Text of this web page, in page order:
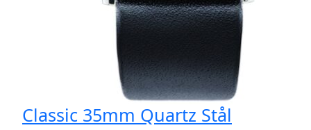
Classic 35mm Quartz Stål